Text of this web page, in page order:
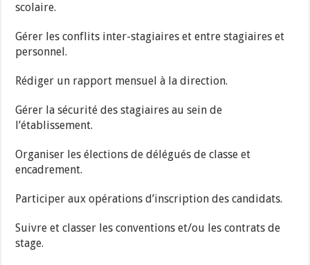
scolaire.
Gérer les conflits inter-stagiaires et entre stagiaires et
personnel.
Rédiger un rapport mensuel à la direction.
Gérer la sécurité des stagiaires au sein de
l’établissement.
Organiser les élections de délégués de classe et
encadrement.
Participer aux opérations d’inscription des candidats.
Suivre et classer les conventions et/ou les contrats de
stage.